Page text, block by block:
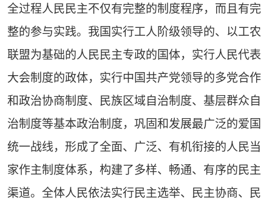
全过程人民民主不仅有完整的制度程序，而且有完
整的参与实践。我国实行工人阶级领导的、以工农
联盟为基础的人民民主专政的国体，实行人民代表
大会制度的政体，实行中国共产党领导的多党合作
和政治协商制度、民族区域自治制度、基层群众自
治制度等基本政治制度，巩固和发展最广泛的爱国
统一战线，形成了全面、广泛、有机衔接的人民当
家作主制度体系，构建了多样、畅通、有序的民主
渠道。全体人民依法实行民主选举、民主协商、民